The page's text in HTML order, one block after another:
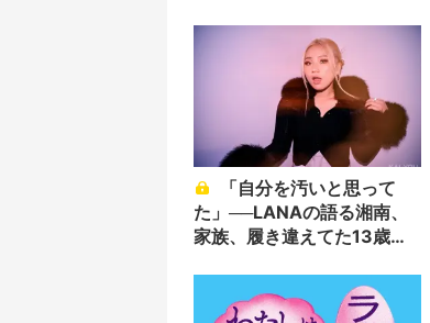
た」──LANAの語る湘南、
家族、履き違えてた13歳の